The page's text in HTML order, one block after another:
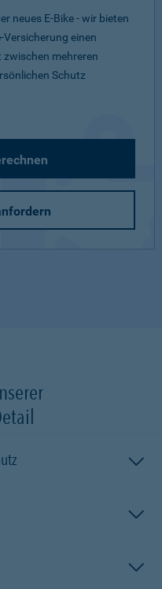
neues E-Bike - wir bieten
einen
zwischen mehreren
Schutz